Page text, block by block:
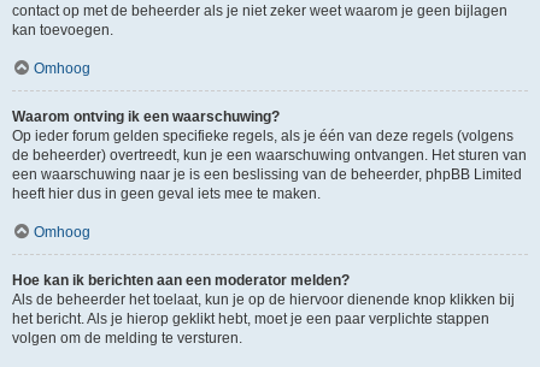
contact op met de beheerder als je niet zeker weet waarom je geen bijlagen
kan toevoegen.
Omhoog
Waarom ontving ik een waarschuwing?
Op ieder forum gelden specifieke regels, als je één van deze regels (volgens
de beheerder) overtreedt, kun je een waarschuwing ontvangen. Het sturen van
een waarschuwing naar je is een beslissing van de beheerder, phpBB Limited
heeft hier dus in geen geval iets mee te maken.
Omhoog
Hoe kan ik berichten aan een moderator melden?
Als de beheerder het toelaat, kun je op de hiervoor dienende knop klikken bij
het bericht. Als je hierop geklikt hebt, moet je een paar verplichte stappen
volgen om de melding te versturen.